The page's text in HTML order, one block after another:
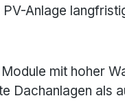
Anlage
mit hoher
Dachanlagen als